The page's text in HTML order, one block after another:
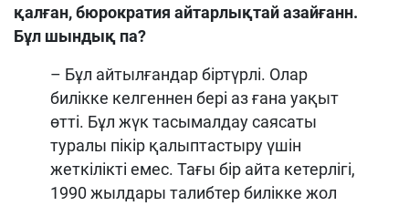
қалған, бюрократия айтарлықтай азайғанн.
Бұл шындық па?
– Бұл айтылғандар біртүрлі. Олар
билікке келгеннен бері аз ғана уақыт
өтті. Бұл жүк тасымалдау саясаты
туралы пікір қалыптастыру үшін
жеткілікті емес. Тағы бір айта кетерлігі,
1990 жылдары талибтер билікке жол